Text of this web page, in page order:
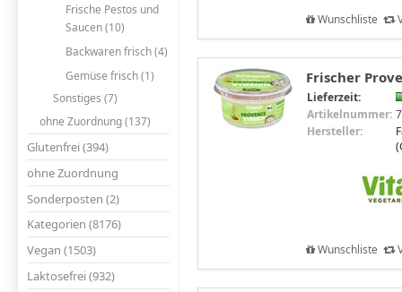
Frische Pestos und
Saucen (10)
Backwaren frisch (4)
Gemüse frisch (1)
Sonstiges (7)
ohne Zuordnung (137)
Glutenfrei (394)
ohne Zuordnung
Sonderposten (2)
Kategorien (8176)
Vegan (1503)
Laktosefrei (932)
Wunschliste
Frischer
Lieferzeit:
Artikelnummer:
Hersteller:
Wunschliste